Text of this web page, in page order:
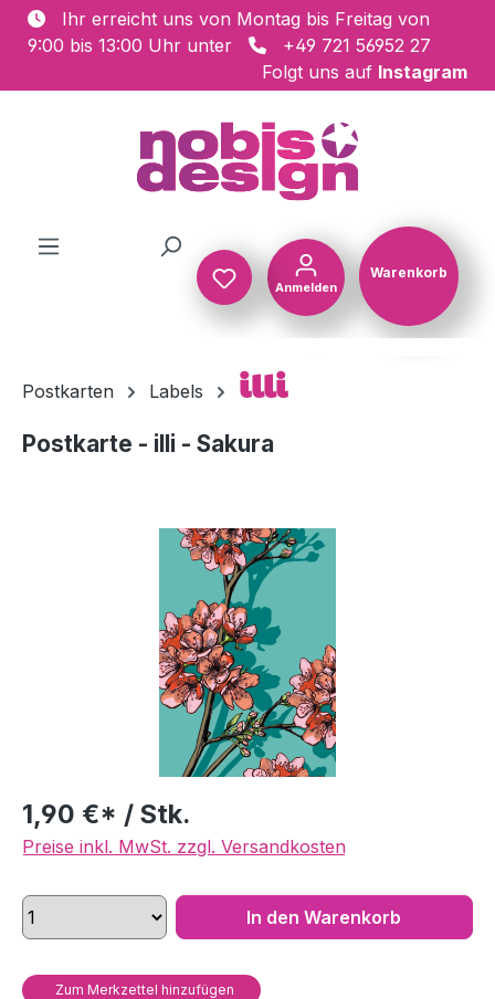
Zum Hauptinhalt springen
Ihr erreicht uns von Montag bis Freitag von
9:00 bis 13:00 Uhr unter
+49 721 56952 27
Folgt uns auf Instagram
Anmelden
Warenkorb
Postkarten Labels illi
Postkarte - illi - Sakura
Bildergalerie überspringen
1,90 €* / Stk.
Preise inkl. MwSt. zzgl. Versandkosten
In den Warenkorb
Zum Merkzettel hinzufügen